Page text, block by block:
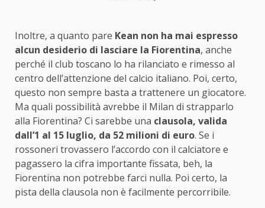
Inoltre, a quanto pare Kean non ha mai espresso
alcun desiderio di lasciare la Fiorentina, anche
perché il club toscano lo ha rilanciato e rimesso al
centro dell’attenzione del calcio italiano. Poi, certo,
questo non sempre basta a trattenere un giocatore.
Ma quali possibilità avrebbe il Milan di strapparlo
alla Fiorentina? Ci sarebbe una clausola, valida
dall’1 al 15 luglio, da 52 milioni di euro. Se i
rossoneri trovassero l’accordo con il calciatore e
pagassero la cifra importante fissata, beh, la
Fiorentina non potrebbe farci nulla. Poi certo, la
pista della clausola non è facilmente percorribile.